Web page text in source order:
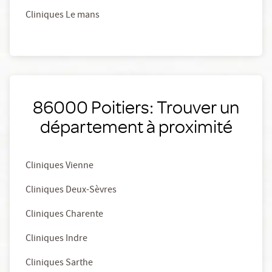
Cliniques Le mans
86000 Poitiers: Trouver un
département à proximité
Cliniques Vienne
Cliniques Deux-Sèvres
Cliniques Charente
Cliniques Indre
Cliniques Sarthe